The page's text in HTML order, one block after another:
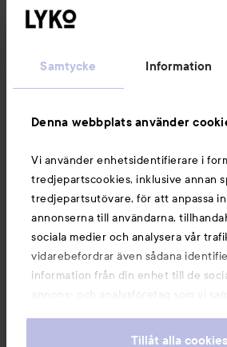
Samtycke Information
Denna webbplats använder
Vi använder enhetsidentifierare i
tredjepartscookies, inklusive annan
tredjepartsutövare, för att anpassa
annonserna till användarna,
sociala medier och analysera vår
vidarebefordrar även sådana
information från din enhet till de
annons- och analysföretag som vi
information som du har tillhandahållit
Tillåt alla cookies
Du kanske också gillar